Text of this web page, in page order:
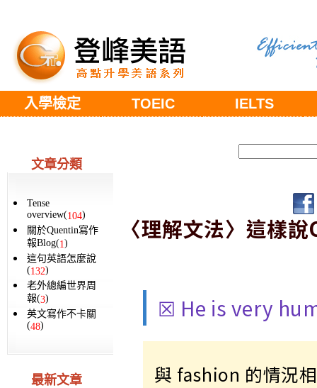
入學檢定 TOEIC IELTS
文章分類
Tense
overview(104)
關於Quentin寫作
報Blog(1)
這句英語怎麼說
(132)
老外總編世界周
報(3)
英文寫作不卡關
(48)
最新文章
〈理解文法〉這樣
☒ He is very
與 fashion 的情況